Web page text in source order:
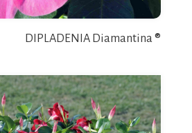
DIPLADENIA Diamantina ®